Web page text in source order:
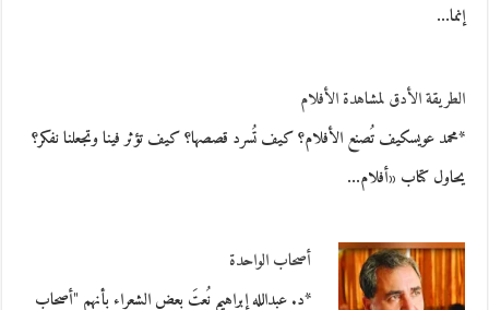
إنما…
الطريقة الأدق لمشاهدة الأفلام
*محمد عويسكيف تُصنع الأفلام؟ كيف تُسرد قصصها؟ كيف تؤثر فينا وتجعلنا نفكر؟
يحاول كتاب «أفلام…
أصحاب الواحدة
*د. عبدالله إبراهيم نُعِتَ بعض الشعراء بأنهم "أصحاب